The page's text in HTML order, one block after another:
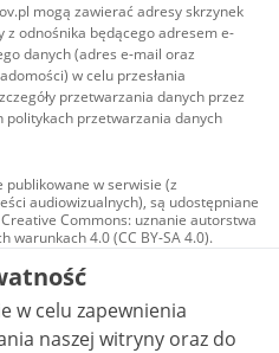
mogą zawierać adresy skrzynek
z odnośnika będącego adresem e-
danych (adres e-mail oraz
w celu przesłania
przetwarzania danych przez
politykach przetwarzania danych
publikowane w serwisie (z
audiowizualnych), są udostępniane
Commons: uznanie autorstwa
warunkach 4.0 (CC BY-SA 4.0).
w tym zdjęcia, materiały
udostępniane na licencji typu
uznanie autorstwa użycie
utworów zależnych 4.0 (CC BY-
nie jest to stwierdzone inaczej.
w celu zapewnienia
naszej witryny oraz do